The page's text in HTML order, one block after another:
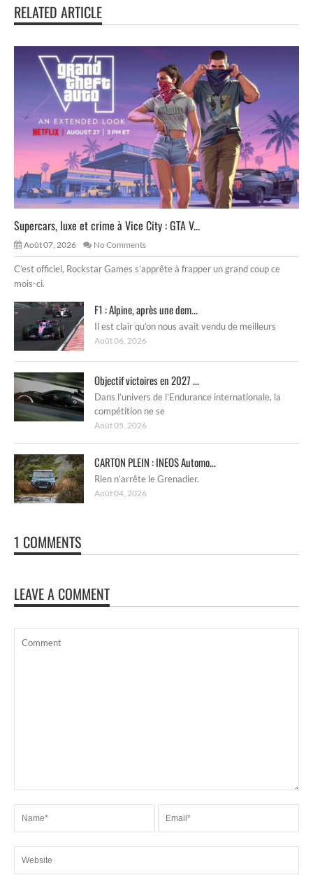
RELATED ARTICLE
Supercars, luxe et crime à Vice City : GTA V...
Août 07, 2026 No Comments
C’est officiel, Rockstar Games s’apprête à frapper un grand coup ce
mois-ci.
F1 : Alpine, après une dem...
Il est clair qu’on nous avait vendu de meilleurs
Août 06, 2026
Objectif victoires en 2027 ...
Dans l’univers de l’Endurance internationale, la
compétition ne se
Août 05, 2026
CARTON PLEIN : INEOS Automo...
Rien n’arrête le Grenadier.
Août 04, 2026
1 COMMENTS
LEAVE A COMMENT